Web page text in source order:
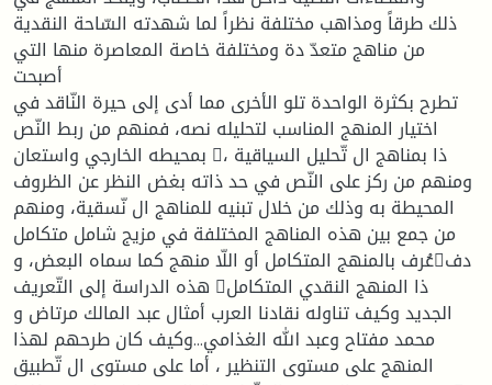
ذلك طرقاً ومذاهب مختلفة نظراً لما شهدته السّاحة النقدية
من مناهج متعدّ دة ومختلفة خاصة المعاصرة منها التي
أصبحت
تطرح بكثرة الواحدة تلو الأخرى مما أدى إلى حيرة النّاقد في
اختيار المنهج المناسب لتحليله نصه، فمنهم من ربط النّص
بمحيطه الخارجي واستعان ذا بمناهج ال تّحليل السياقية ،
ومنهم من ركز على النّص في حد ذاته بغض النظر عن الظروف
المحيطة به وذلك من خلال تبنيه للمناهج ال نّسقية، ومنهم
من جمع بين هذه المناهج المختلفة في مزيج شامل متكامل
عُرف بالمنهج المتكامل أو اللّا منهج كما سماه البعض، ودف
هذه الدراسة إلى التّعريف ذا المنهج النقدي المتكامل
الجديد وكيف تناوله نقادنا العرب أمثال عبد المالك مرتاض و
محمد مفتاح وعبد الله الغذامي...وكيف كان طرحهم لهذا
المنهج على مستوى التنظير ، أما على مستوى ال تّطبيق